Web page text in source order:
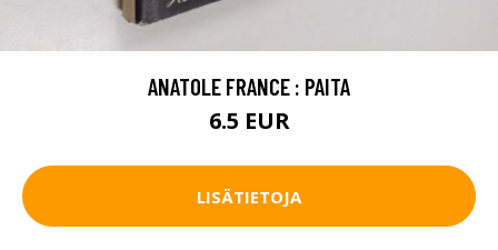
ANATOLE FRANCE : PAITA
6.5 EUR
LISÄTIETOJA